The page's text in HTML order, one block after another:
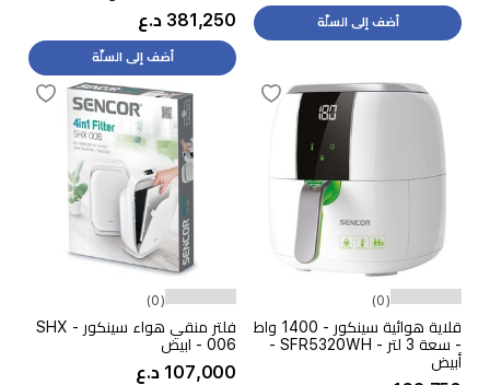
أضف إلى السلّة 381,250 د.ع
أضف إلى السلّة
(0)
قلاية هوائية سينكور - 1400 واط
- سعة 3 لتر - SFR5320WH -
أبيض
(0)
فلتر منقي هواء سينكور - SHX
006 - ابيض
107,000 د.ع